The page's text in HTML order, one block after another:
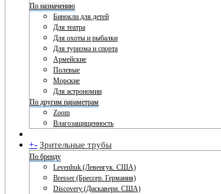
По назначению
Бинокли для детей
Для театра
Для охоты и рыбалки
Для туризма и спорта
Армейские
Полевые
Морские
Для астрономии
По другим параметрам
Zoom
Влагозащищенность
+- Зрительные трубы
По бренду
Levenhuk (Левенгук. США)
Bresser (Брессер. Германия)
Discovery (Дискавери. США)